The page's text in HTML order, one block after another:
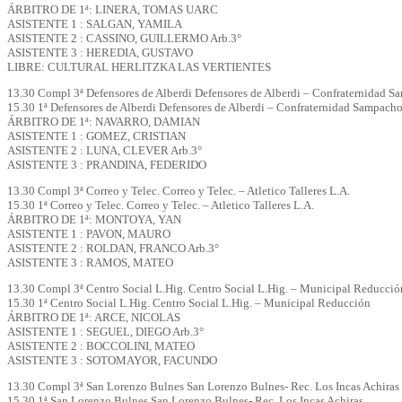
ÁRBITRO DE 1ª: LINERA, TOMAS UARC
ASISTENTE 1 : SALGAN, YAMILA
ASISTENTE 2 : CASSINO, GUILLERMO Arb.3°
ASISTENTE 3 : HEREDIA, GUSTAVO
LIBRE: CULTURAL HERLITZKA LAS VERTIENTES
13.30 Compl 3ª Defensores de Alberdi Defensores de Alberdi – Confraternidad
15.30 1ª Defensores de Alberdi Defensores de Alberdi – Confraternidad Sampacho
ÁRBITRO DE 1ª: NAVARRO, DAMIAN
ASISTENTE 1 : GOMEZ, CRISTIAN
ASISTENTE 2 : LUNA, CLEVER Arb.3°
ASISTENTE 3 : PRANDINA, FEDERIDO
13.30 Compl 3ª Correo y Telec. Correo y Telec. – Atletico Talleres L.A.
15.30 1ª Correo y Telec. Correo y Telec. – Atletico Talleres L.A.
ÁRBITRO DE 1ª: MONTOYA, YAN
ASISTENTE 1 : PAVON, MAURO
ASISTENTE 2 : ROLDAN, FRANCO Arb.3°
ASISTENTE 3 : RAMOS, MATEO
13.30 Compl 3ª Centro Social L.Hig. Centro Social L.Hig. – Municipal
15.30 1ª Centro Social L.Hig. Centro Social L.Hig. – Municipal Reducción
ÁRBITRO DE 1ª: ARCE, NICOLAS
ASISTENTE 1 : SEGUEL, DIEGO Arb.3°
ASISTENTE 2 : BOCCOLINI, MATEO
ASISTENTE 3 : SOTOMAYOR, FACUNDO
13.30 Compl 3ª San Lorenzo Bulnes San Lorenzo Bulnes- Rec. Los Incas Achiras